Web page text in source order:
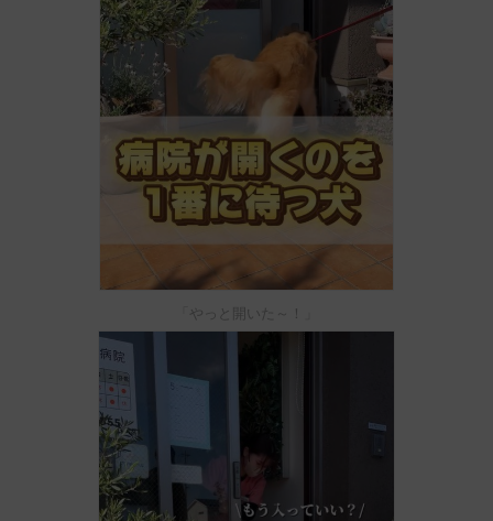
「やっと開いた～！」